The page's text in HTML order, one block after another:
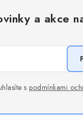
a akce
s podmínkami